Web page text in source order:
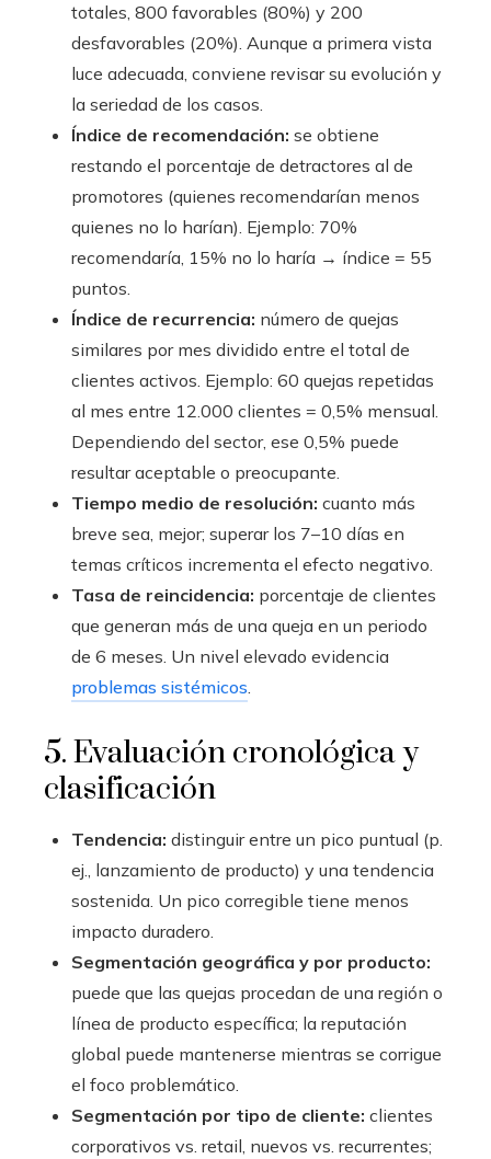
totales, 800 favorables (80%) y 200
desfavorables (20%). Aunque a primera vista
luce adecuada, conviene revisar su evolución y
la seriedad de los casos.
Índice de recomendación: se obtiene
restando el porcentaje de detractores al de
promotores (quienes recomendarían menos
quienes no lo harían). Ejemplo: 70%
recomendaría, 15% no lo haría → índice = 55
puntos.
Índice de recurrencia: número de quejas
similares por mes dividido entre el total de
clientes activos. Ejemplo: 60 quejas repetidas
al mes entre 12.000 clientes = 0,5% mensual.
Dependiendo del sector, ese 0,5% puede
resultar aceptable o preocupante.
Tiempo medio de resolución: cuanto más
breve sea, mejor; superar los 7–10 días en
temas críticos incrementa el efecto negativo.
Tasa de reincidencia: porcentaje de clientes
que generan más de una queja en un periodo
de 6 meses. Un nivel elevado evidencia
problemas sistémicos.
5. Evaluación cronológica y
clasificación
Tendencia: distinguir entre un pico puntual (p.
ej., lanzamiento de producto) y una tendencia
sostenida. Un pico corregible tiene menos
impacto duradero.
Segmentación geográfica y por producto:
puede que las quejas procedan de una región o
línea de producto específica; la reputación
global puede mantenerse mientras se corrigue
el foco problemático.
Segmentación por tipo de cliente: clientes
corporativos vs. retail, nuevos vs. recurrentes;